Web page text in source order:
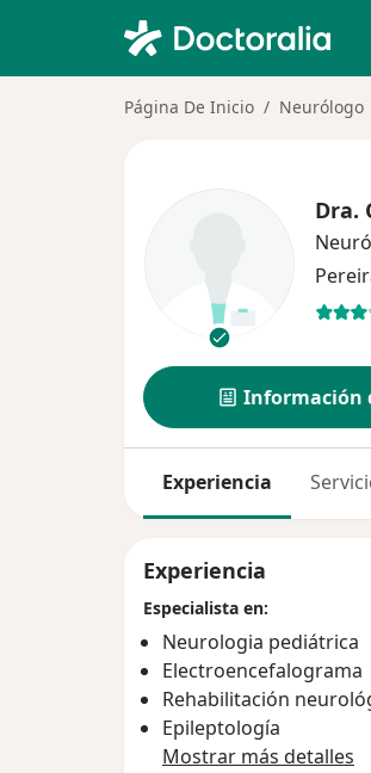
Página De Inicio Neurólogo
Dra.
Información
Experiencia
Experiencia
Especialista en:
Neurologia pediátrica
Electroencefalograma
Rehabilitación
Epileptología
Mostrar más detalles